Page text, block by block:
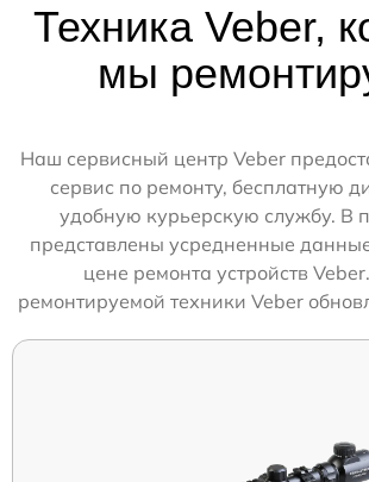
Техника Veber,
мы
Наш сервисный центр Veber
сервис по ремонту, бесплатную
удобную курьерскую службу. В
представлены усредненные
цене ремонта устройств
ремонтируемой техники Veber